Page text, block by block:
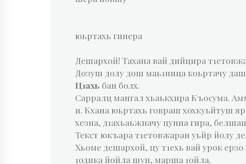
юьртахь гинера
Дешархой! Тахана вай дийцира
Дозуш долу дош маь1ница коьртачу
Ц1ахь бан болх.
Сарралц мангал хьаькхира Къосума.
и. Кхана юьртахь говраш хохкуьйтуш
хезна, д1ахьаьжначу цунна гира,
Текст юкъара т1етовжаран уьйр йолу
Хьоме дешархой, цу т1ехь вай урок ерзо
1одика йойла шун, марша 1ойла.